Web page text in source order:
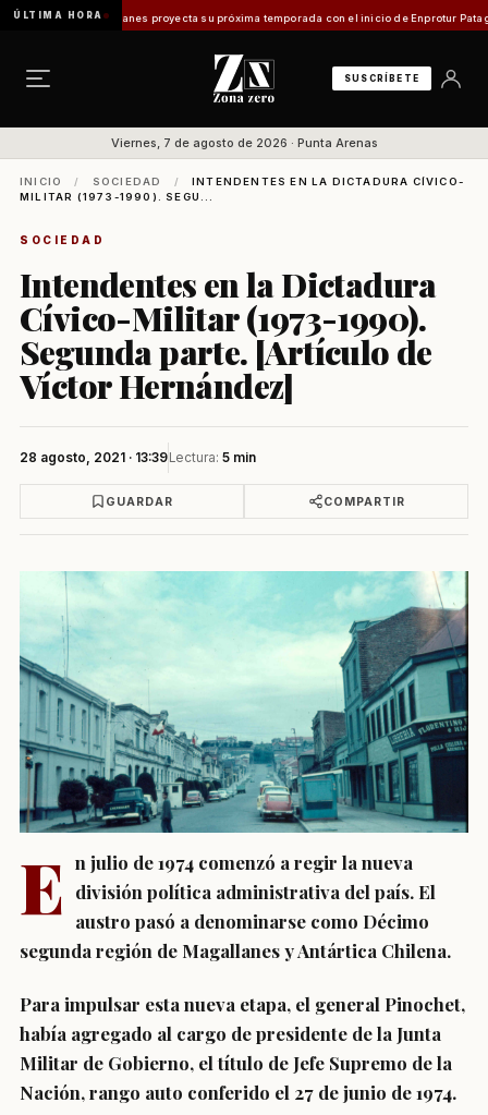
ÚLTIMA HORA
en Magallanes proyecta su próxima temporada con el inicio de Enprotur Patagonia 2026
SUSCRÍBETE
Viernes, 7 de agosto de 2026 · Punta Arenas
INICIO / SOCIEDAD /
INTENDENTES EN LA DICTADURA CÍVICO-
MILITAR (1973-1990). SEGU...
SOCIEDAD
Intendentes en la Dictadura
Cívico-Militar (1973-1990).
Segunda parte. [Artículo de
Víctor Hernández]
28 agosto, 2021 · 13:39Lectura: 5 min
GUARDAR COMPARTIR
E n julio de 1974 comenzó a regir la nueva
división política administrativa del país. El
austro pasó a denominarse como Décimo
segunda región de Magallanes y Antártica Chilena.
Para impulsar esta nueva etapa, el general Pinochet,
había agregado al cargo de presidente de la Junta
Militar de Gobierno, el título de Jefe Supremo de la
Nación, rango auto conferido el 27 de junio de 1974.